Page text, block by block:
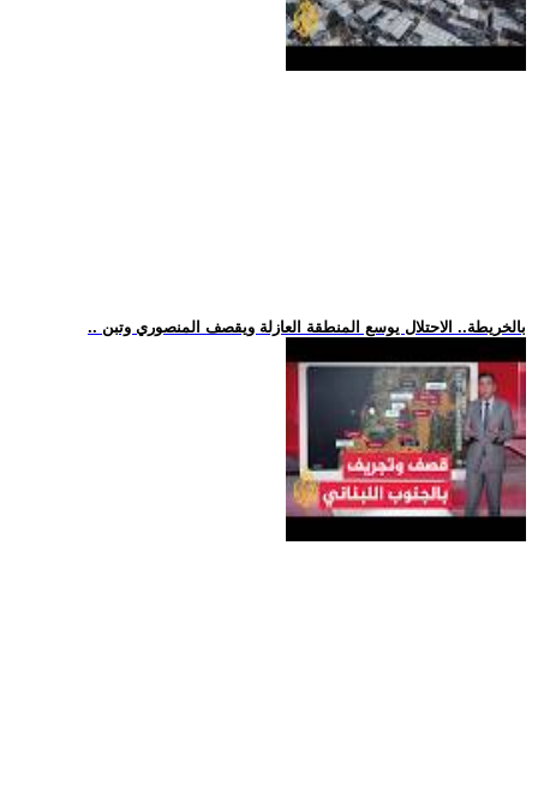
.. بالخريطة.. الاحتلال يوسع المنطقة العازلة ويقصف المنصوري وتبن